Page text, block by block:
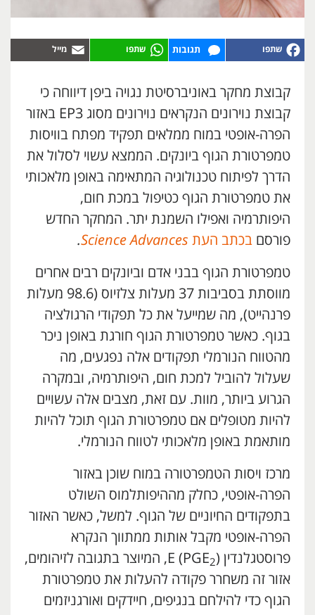
תגובות
קבוצת מחקר באוניברסיטת נגויה ביפן דיווחה כי
קבוצת נוירונים הנקראים נוירונים מסוג EP3 באזור
הפרה-אופטי במוח ממלאים תפקיד מפתח בוויסות
טמפרטורת הגוף ביונקים. הממצא עשוי לסלול את
הדרך לפיתוח טכנולוגיה המתאימה באופן מלאכותי
את טמפרטורת הגוף כטיפול במכת חום,
היפותרמיה ואפילו השמנת יתר. המחקר החדש
פורסם בכתב העת Science Advances
.
טמפרטורת הגוף בבני אדם וביונקים רבים אחרים
מווסתת בסביבות 37 מעלות צלזיוס (98.6 מעלות
פרנהייט), מה שמייעל את כל תפקודי הרגולציה
בגוף. כאשר טמפרטורת הגוף חורגת באופן ניכר
מהטווח הנורמלי תפקודים אלה נפגעים, מה
שעלול להוביל למכת חום, היפותרמיה, ובמקרה
הגרוע ביותר, מוות. עם זאת, מצבים אלה עשויים
להיות מטופלים אם טמפרטורת הגוף תוכל להיות
מותאמת באופן מלאכותי לטווח הנורמלי.
מרכז ויסות הטמפרטורה במוח שוכן באזור
הפרה-אופטי, כחלק מההיפותלמוס השולט
בתפקודים החיוניים של הגוף. למשל, כאשר האזור
הפרה-אופטי מקבל אותות ממתווך הנקרא
פרוסטגלנדין E (PGE
2
), המיוצר בתגובה לזיהומים,
אזור זה משחרר פקודה להעלות את טמפרטורת
הגוף כדי להילחם בנגיפים, חיידקים ואורגניזמים